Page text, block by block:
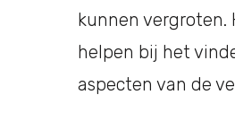
kunnen vergroten.
helpen bij het
aspecten van de